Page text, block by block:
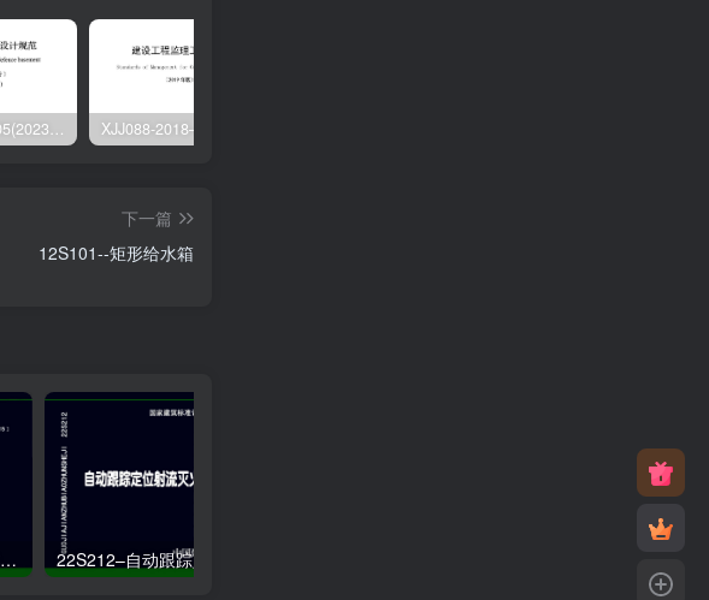
GB50038-2005(2023版)–人民防空地下室设计规范
下一篇
12S101--矩形给水箱
20S515–钢筋混凝土及砖砌排水检查井